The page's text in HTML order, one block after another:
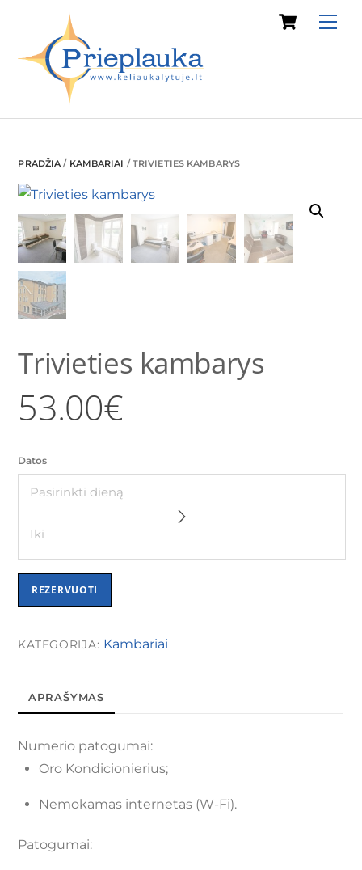
content
Cart
PRADŽIA / KAMBARIAI / TRIVIETIES KAMBARYS
Trivieties kambarys
53.00€
Datos
REZERVUOTI
KATEGORIJA: Kambariai
APRAŠYMAS
Numerio patogumai:
Oro Kondicionierius;
Nemokamas internetas (W-Fi).
Patogumai: